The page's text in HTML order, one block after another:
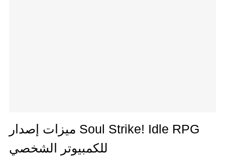
ميزات إصدار Soul Strike! Idle RPG
للكمبيوتر الشخصي